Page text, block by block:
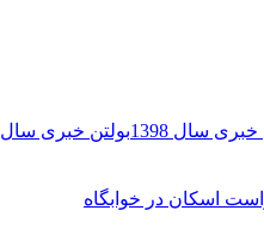
سال 1398 بولتن خبری سال 1399
اسکان در خوابگاه